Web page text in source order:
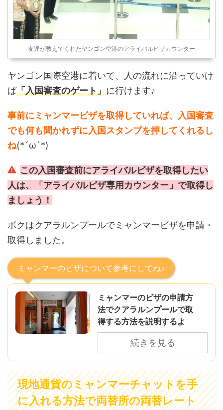
友達が教えてくれたヤンゴン空港のアライバルビザカウンター
ヤンゴン国際空港に着いて、人の流れに沿っていけ
ば「入国審査のゲート」に行けます♪
事前にミャンマービザを取得していれば、入国審査
でも何も聞かれずに入国スタンプを押してくれるし
ね(*´ω`*)
この入国審査前にアライバルビザを取得したい
人は、「アライバルビザ専用カウンター」で取得し
ましょう！
ボクはクアラルンプールでミャンマービザを申請・
取得しました。
ミャンマーのビザについて参考にしてね♪
ミャンマーのビザの申請方
法でクアラルンプールで取
得する方法を説明するよ
続きを見る
現地通貨のミャンマーチャットを手
に入れる方法で両替所の両替レート